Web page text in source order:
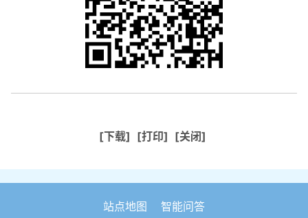
[下载] [打印] [关闭]
站点地图
智能问答